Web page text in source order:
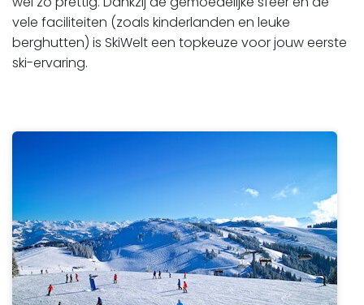
vele faciliteiten (zoals kinderlanden en leuke
berghutten) is SkiWelt een topkeuze voor jouw eerste
ski-ervaring.